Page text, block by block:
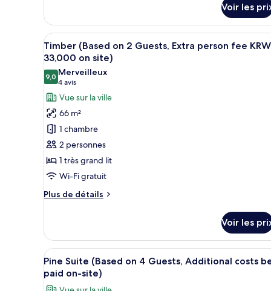
2
Guests,
Extra
person
fee
KRW
33,000
on
site)
type
de
chambre
Timber
Junior
(Based
on
2
Guests,
Extra
person
fee
KRW
33,000
on
site)
Voir les
Afficher
toutes
les
photos
pour
ce
type
de
chambre :
Timber
(Based
on
Extra
person
fee
KRW
Une chambre d’hôtel
4
Timber (Based on 2 Guests, Extra person fee KRW
33,000 on site)
9,09,0 sur 10
Merveilleux
4 avis
(4 avis)
Vue sur la ville
66 m²
1 chambre
2 personnes
1 très grand lit
Wi-Fi gratuit
Plus de détails
Plus
le
type
de
chambre
Timber
Voir les
Afficher
toutes
les
Un salon moderne avec un
5
Pine Suite (Based on 4 Guests, Additional costs
paid on-site)